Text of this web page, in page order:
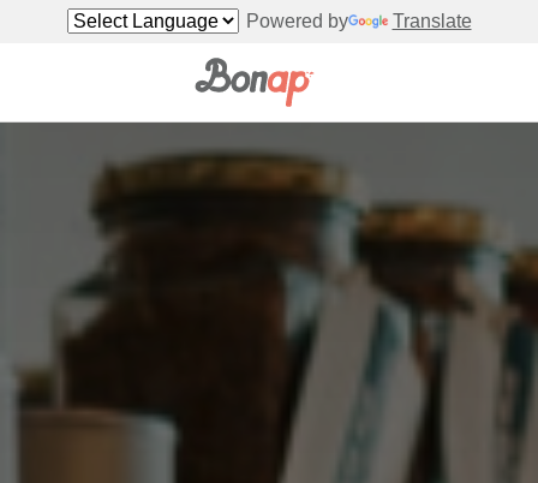
Powered by Translate